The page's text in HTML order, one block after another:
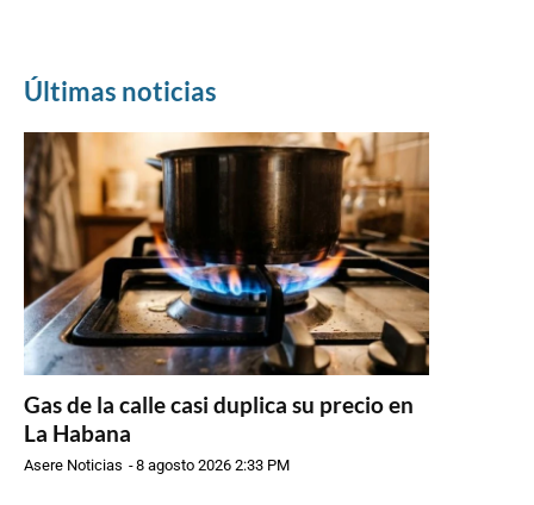
Últimas noticias
Gas de la calle casi duplica su precio en
La Habana
Asere Noticias -8 agosto 2026 2:33 PM